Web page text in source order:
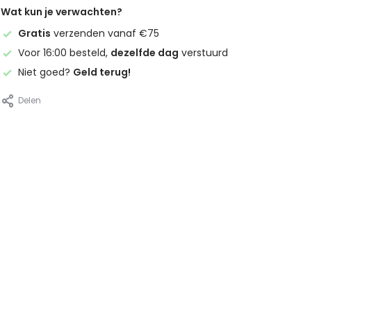
Wat kun je verwachten?
Gratis verzenden vanaf €75
Voor 16:00 besteld, dezelfde dag verstuurd
Niet goed? Geld terug!
Delen